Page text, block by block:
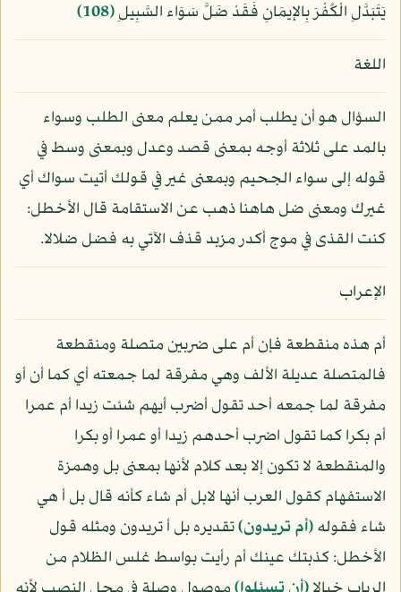
يَتَبَدَّلِ الْكُفْرَ بِالإِيمَانِ فَقَدْ ضَلَّ سَوَاء السَّبِيلِ﴿108﴾
اللغة
السؤال هو أن يطلب أمر ممن يعلم معنى الطلب وسواء
بالمد على ثلاثة أوجه بمعنى قصد وعدل وبمعنى وسط في
قوله إلى سواء الجحيم وبمعنى غير في قولك أتيت سواك أي
غيرك ومعنى ضل هاهنا ذهب عن الاستقامة قال الأخطل:
كنت القذى في موج أكدر مزبد قذف الآتي به فضل ضلالا.
الإعراب
أم هذه منقطعة فإن أم على ضربين متصلة ومنقطعة
فالمتصلة عديلة الألف وهي مفرقة لما جمعته أي كما أن أو
مفرقة لما جمعه أحد تقول أضرب أيهم شئت زيدا أم عمرا
أم بكرا كما تقول اضرب أحدهم زيدا أو عمرا أو بكرا
والمنقطعة لا تكون إلا بعد كلام لأنها بمعنى بل وهمزة
الاستفهام كقول العرب أنها لابل أم شاء كأنه قال بل أ هي
شاء فقوله﴿أم تريدون﴾تقديره بل أ تريدون ومثله قول
الأخطل: كذبتك عينك أم رأيت بواسط غلس الظلام من